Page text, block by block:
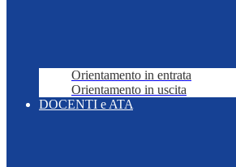
Orientamento in entrata
Orientamento in uscita
DOCENTI e ATA